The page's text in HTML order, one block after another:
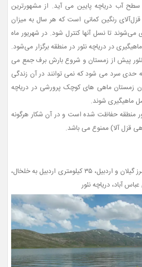
آب دریاچه پایین می آید. از مشهورترین
قزل‌آلای رنگین کمانی است که هر سال به میزان
می‌شوند تا نسل آنها کنترل شود. در شهریور ماه
در دریاچه نئور در منطقه برگزار می‌شود.
نئور پیش از زمستان و شروع بارش برف جمع می
حدی سرد می شود که نمی توانند در آن زندگی
زمستان ماهی های کوچک پرورشی در دریاچه
ماهیگیری شوند.
منطقه حفاظت شده است و در آن شکار هرگونه
قزل آلا) ممنوع می باشد.
استان آذربایجان غربی، مرز گیلان و اردبیل، ۳۵ کیلومتری اردبیل به خلخال،
آباد، دریاچه نئور